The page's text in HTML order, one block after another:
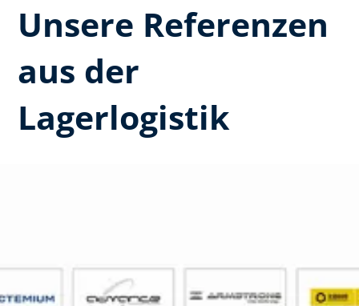
Unsere Referenzen
aus der
Lagerlogistik